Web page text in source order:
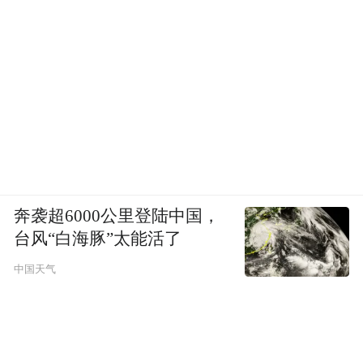
奔袭超6000公里登陆中国，
台风“白海豚”太能活了
中国天气